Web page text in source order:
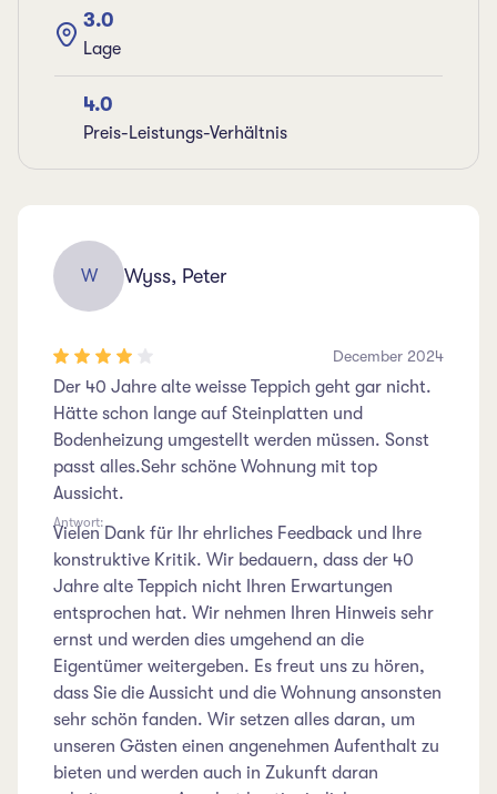
3.0
Lage
4.0
Preis-Leistungs-Verhältnis
W Wyss, Peter
December 2024
Der 40 Jahre alte weisse Teppich geht gar nicht.
Hätte schon lange auf Steinplatten und
Bodenheizung umgestellt werden müssen. Sonst
passt alles.Sehr schöne Wohnung mit top
Aussicht.
Antwort:
Vielen Dank für Ihr ehrliches Feedback und Ihre
konstruktive Kritik. Wir bedauern, dass der 40
Jahre alte Teppich nicht Ihren Erwartungen
entsprochen hat. Wir nehmen Ihren Hinweis sehr
ernst und werden dies umgehend an die
Eigentümer weitergeben. Es freut uns zu hören,
dass Sie die Aussicht und die Wohnung ansonsten
sehr schön fanden. Wir setzen alles daran, um
unseren Gästen einen angenehmen Aufenthalt zu
bieten und werden auch in Zukunft daran